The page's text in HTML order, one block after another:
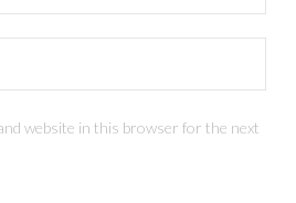
website in this browser for the next